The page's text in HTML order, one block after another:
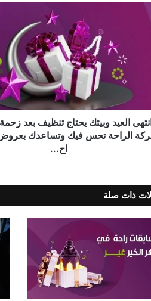
العيد وبيتك يحتاج تنظيف بعد
الراحة تحس فيك وتساعدك
اح...
ذات صلة